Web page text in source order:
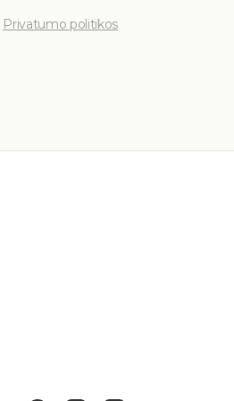
Privatumo politikos